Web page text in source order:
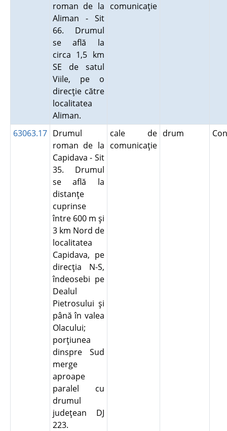
roman de la
Aliman - Sit
66. Drumul
se află la
circa 1,5 km
SE de satul
Viile, pe o
direcţie către
localitatea
Aliman.
comunicaţie
63063.17 Drumul
roman de la
Capidava - Sit
35. Drumul
se află la
distanţe
cuprinse
între 600 m şi
3 km Nord de
localitatea
Capidava, pe
direcţia N-S,
îndeosebi pe
Dealul
Pietrosului şi
până în valea
Olacului;
porţiunea
dinspre Sud
merge
aproape
paralel cu
drumul
judeţean DJ
223.
cale de
comunicaţie
drum